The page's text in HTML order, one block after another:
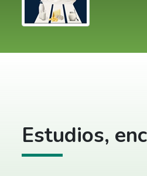
Estudios,